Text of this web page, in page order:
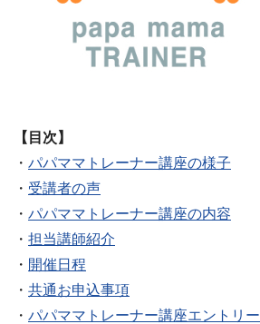
【目次】
・ パパママトレーナー講座の様子
・ 受講者の声
・ パパママトレーナー講座の内容
・ 担当講師紹介
・ 開催日程
・ 共通お申込事項
・ パパママトレーナー講座エントリー